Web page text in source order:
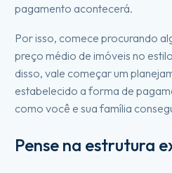
pagamento acontecerá.
Por isso, comece procurando
preço médio de imóveis no
disso, vale começar um
estabelecido a forma de
como você e sua família
Pense na estrutura